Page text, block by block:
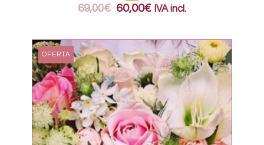
69,00€ 60,00€ IVA incl.
OFERTA